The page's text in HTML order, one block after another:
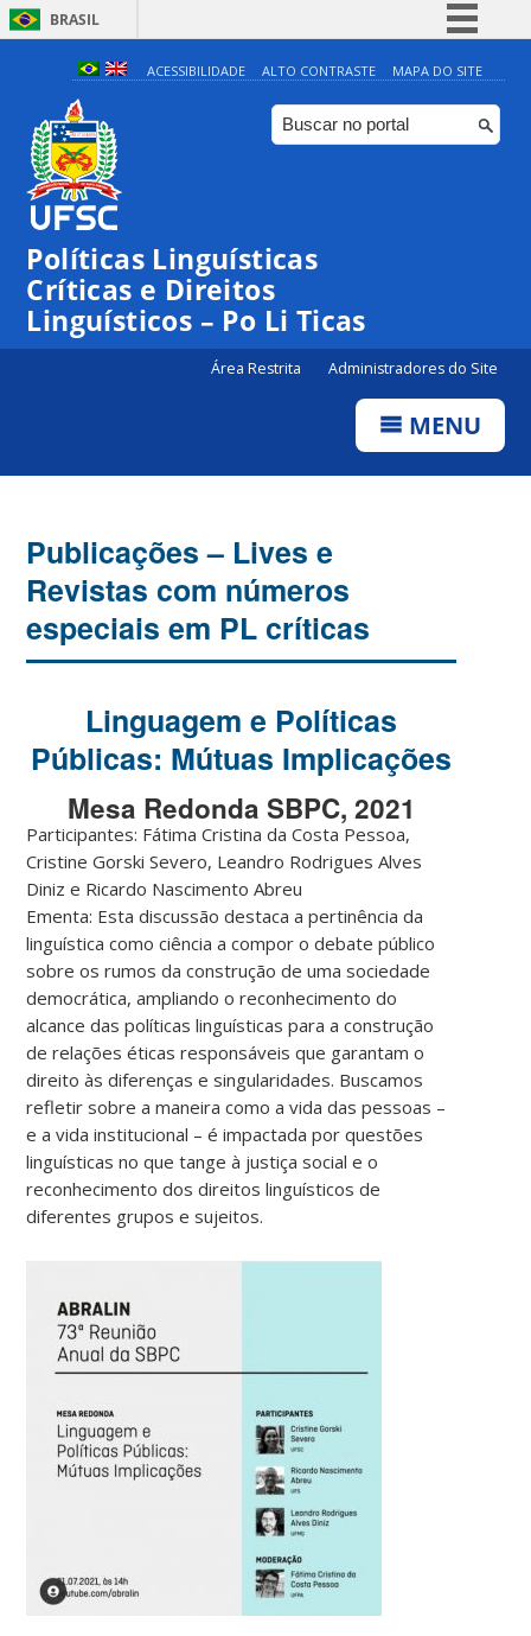
BRASIL
Simplifique!
Comunica BR
Participe
ACESSIBILIDADE ALTO CONTRASTE MAPA DO SITE
Políticas Linguísticas
Críticas e Direitos
Linguísticos – Po Li Ticas
Área Restrita Administradores do Site
MENU
Publicações – Lives e
Revistas com números
especiais em PL críticas
Linguagem e Políticas
Públicas: Mútuas Implicações
Mesa Redonda SBPC, 2021
Participantes: Fátima Cristina da Costa Pessoa,
Cristine Gorski Severo, Leandro Rodrigues Alves
Diniz e Ricardo Nascimento Abreu
Ementa: Esta discussão destaca a pertinência da
linguística como ciência a compor o debate público
sobre os rumos da construção de uma sociedade
democrática, ampliando o reconhecimento do
alcance das políticas linguísticas para a construção
de relações éticas responsáveis que garantam o
direito às diferenças e singularidades. Buscamos
refletir sobre a maneira como a vida das pessoas –
e a vida institucional – é impactada por questões
linguísticas no que tange à justiça social e o
reconhecimento dos direitos linguísticos de
diferentes grupos e sujeitos.